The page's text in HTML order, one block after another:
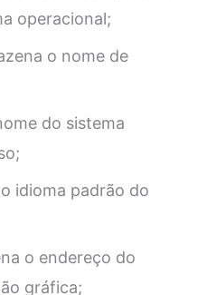
operacional;
o nome de
do sistema
idioma padrão do
o endereço do
gráfica;